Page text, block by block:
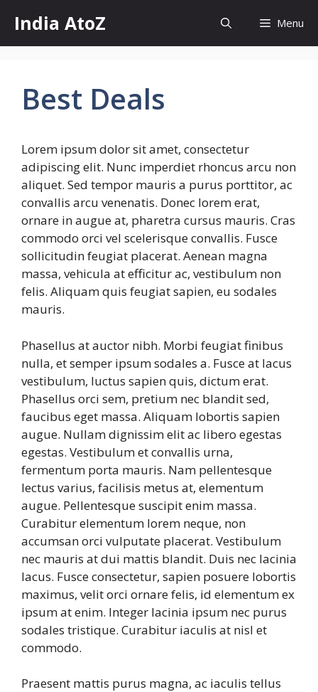
content
India AtoZ Menu
Best Deals
Lorem ipsum dolor sit amet, consectetur
adipiscing elit. Nunc imperdiet rhoncus arcu non
aliquet. Sed tempor mauris a purus porttitor, ac
convallis arcu venenatis. Donec lorem erat,
ornare in augue at, pharetra cursus mauris. Cras
commodo orci vel scelerisque convallis. Fusce
sollicitudin feugiat placerat. Aenean magna
massa, vehicula at efficitur ac, vestibulum non
felis. Aliquam quis feugiat sapien, eu sodales
mauris.
Phasellus at auctor nibh. Morbi feugiat finibus
nulla, et semper ipsum sodales a. Fusce at lacus
vestibulum, luctus sapien quis, dictum erat.
Phasellus orci sem, pretium nec blandit sed,
faucibus eget massa. Aliquam lobortis sapien
augue. Nullam dignissim elit ac libero egestas
egestas. Vestibulum et convallis urna,
fermentum porta mauris. Nam pellentesque
lectus varius, facilisis metus at, elementum
augue. Pellentesque suscipit enim massa.
Curabitur elementum lorem neque, non
accumsan orci vulputate placerat. Vestibulum
nec mauris at dui mattis blandit. Duis nec lacinia
lacus. Fusce consectetur, sapien posuere lobortis
maximus, velit orci ornare felis, id elementum ex
ipsum at enim. Integer lacinia ipsum nec purus
sodales tristique. Curabitur iaculis at nisl et
commodo.
Praesent mattis purus magna, ac iaculis tellus